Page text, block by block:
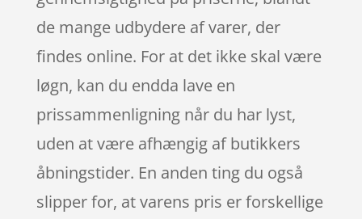
de mange udbydere af varer, der
findes online. For at det ikke skal være
løgn, kan du endda lave en
prissammenligning når du har lyst,
uden at være afhængig af butikkers
åbningstider. En anden ting du også
slipper for, at varens pris er forskellige